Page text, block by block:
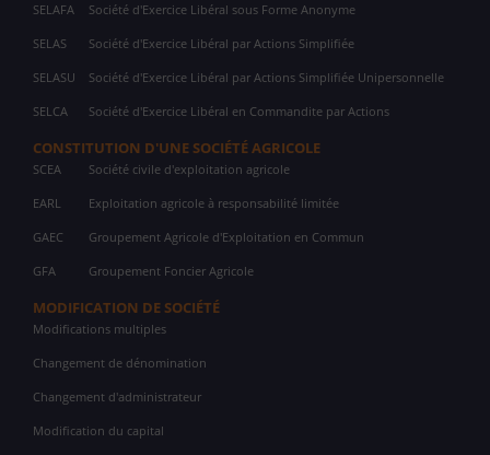
SELAFA Société d'Exercice Libéral sous Forme Anonyme
SELAS Société d'Exercice Libéral par Actions Simplifiée
SELASU Société d'Exercice Libéral par Actions Simplifiée Unipersonnelle
SELCA Société d'Exercice Libéral en Commandite par Actions
CONSTITUTION D'UNE SOCIÉTÉ AGRICOLE
SCEA Société civile d'exploitation agricole
EARL Exploitation agricole à responsabilité limitée
GAEC Groupement Agricole d'Exploitation en Commun
GFA Groupement Foncier Agricole
MODIFICATION DE SOCIÉTÉ
Modifications multiples
Changement de dénomination
Changement d'administrateur
Modification du capital